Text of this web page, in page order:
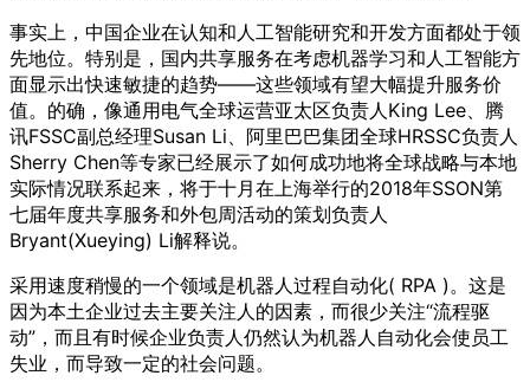
事实上，中国企业在认知和人工智能研究和开发方面都处于领
先地位。特别是，国内共享服务在考虑机器学习和人工智能方
面显示出快速敏捷的趋势——这些领域有望大幅提升服务价
值。的确，像通用电气全球运营亚太区负责人King Lee、腾
讯FSSC副总经理Susan Li、阿里巴巴集团全球HRSSC负责人
Sherry Chen等专家已经展示了如何成功地将全球战略与本地
实际情况联系起来，将于十月在上海举行的2018年SSON第
七届年度共享服务和外包周活动的策划负责人
Bryant(Xueying) Li解释说。
采用速度稍慢的一个领域是机器人过程自动化( RPA )。这是
因为本土企业过去主要关注人的因素，而很少关注“流程驱
动”，而且有时候企业负责人仍然认为机器人自动化会使员工
失业，而导致一定的社会问题。